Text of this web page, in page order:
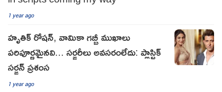
1 year ago
హృతిక్ రోషన్, వామికా గబ్బీ ముఖాలు
పరిపూర్ణమైనవి... సర్జరీలు అవసరంలేదు: ప్లాస్టిక్
సర్జన్ ప్రశంస
1 year ago